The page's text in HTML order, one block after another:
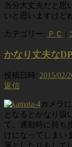
当分大丈夫だと思
いと思いますけど
カテゴリー: ＰＣ |
かなり丈夫な
投稿日時: 2015/02/
返信
カメラ
となるとかなり扱
て、通勤時に持ち
けになってしまい
落としたりもして